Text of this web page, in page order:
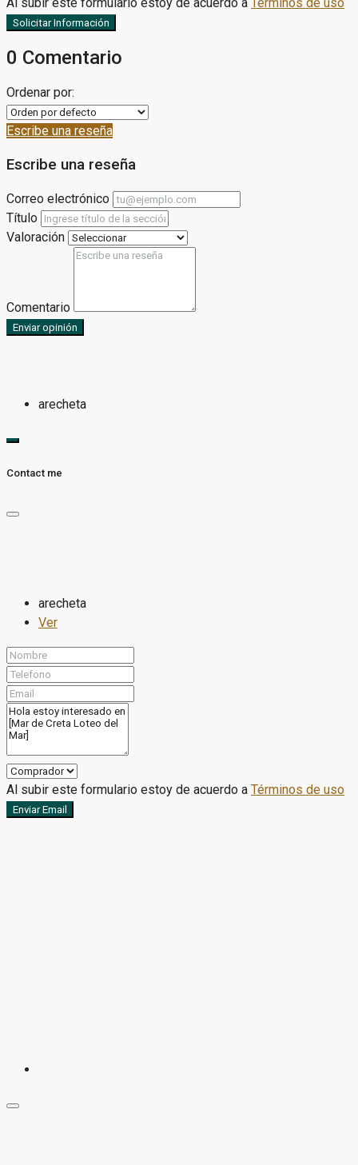
Solicitar Información
0 Comentario
Ordenar por:
Escribe una reseña
Escribe una reseña
Correo electrónico
Título
Valoración
Comentario
Enviar opinión
arecheta
Contact me
arecheta
Ver
Al subir este formulario estoy de acuerdo a Términos de uso
Enviar Email